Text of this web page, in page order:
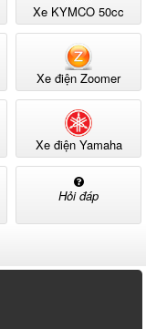
Xe KYMCO 50cc
Xe điện Zoomer
Xe điện Yamaha
Hỏi đáp